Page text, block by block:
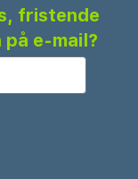
fristende
e-mail?